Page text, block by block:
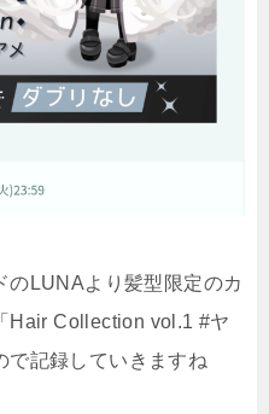
のLUNAより髪型限定のカ
Hair Collection vol.1 #ヤ
で記録していきますね